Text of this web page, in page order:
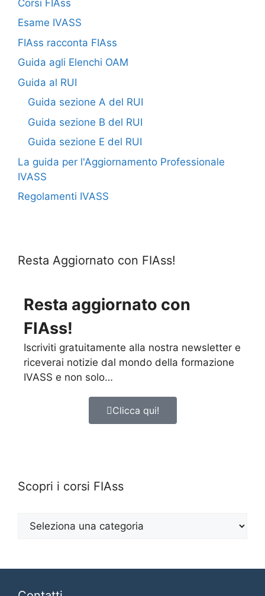
Corsi FIAss
Esame IVASS
FIAss racconta FIAss
Guida agli Elenchi OAM
Guida al RUI
Guida sezione A del RUI
Guida sezione B del RUI
Guida sezione E del RUI
La guida per l'Aggiornamento Professionale
IVASS
Regolamenti IVASS
Resta Aggiornato con FIAss!
Resta aggiornato con
FIAss!
Iscriviti gratuitamente alla nostra newsletter e
riceverai notizie dal mondo della formazione
IVASS e non solo…
Clicca qui!
Scopri i corsi FIAss